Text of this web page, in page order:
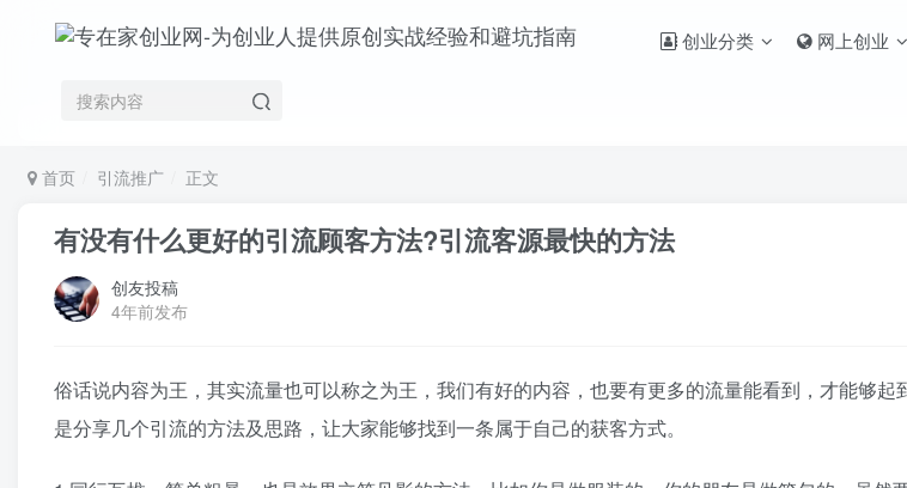
创业分类 网上创业
首页 引流推广 正文
有没有什么更好的引流顾客方法?引流客源最快的方法
创友投稿
4年前发布
俗话说内容为王，其实流量也可以称之为王，我们有好的内容，也要有更多的流量能看到，才能够
是分享几个引流的方法及思路，让大家能够找到一条属于自己的获客方式。